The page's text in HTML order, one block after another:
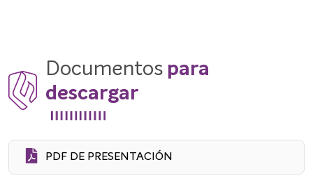
Documentos para
descargar
PDF DE PRESENTACIÓN